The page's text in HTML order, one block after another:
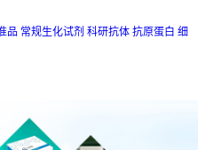
品 常规生化试剂 科研抗体 抗原蛋白 细